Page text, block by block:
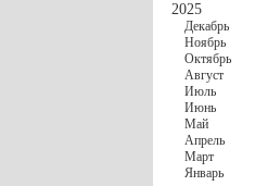
2025
Декабрь
Ноябрь
Октябрь
Август
Июль
Июнь
Май
Апрель
Март
Январь